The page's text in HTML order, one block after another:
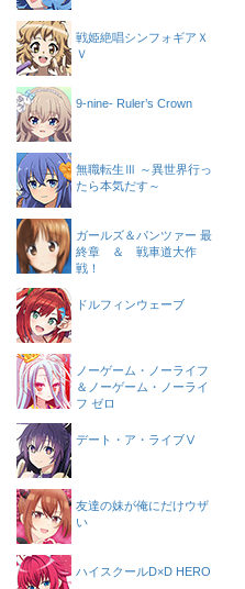
戦姫絶唱シンフォギアＸ
Ｖ
9-nine- Ruler’s Crown
無職転生Ⅲ ～異世界行っ
たら本気だす～
ガールズ＆パンツァー 最
終章 ＆ 戦車道大作
戦！
ドルフィンウェーブ
ノーゲーム・ノーライフ
＆ノーゲーム・ノーライ
フ ゼロ
デート・ア・ライブⅤ
友達の妹が俺にだけウザ
い
ハイスクールD×D HERO